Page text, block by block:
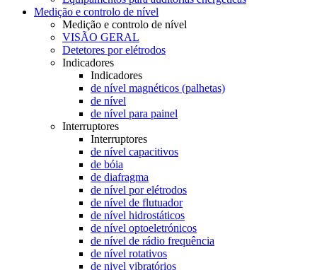
Medição e controlo de nível
Medição e controlo de nível
VISÃO GERAL
Detetores por elétrodos
Indicadores
Indicadores
de nível magnéticos (palhetas)
de nível
de nível para painel
Interruptores
Interruptores
de nível capacitivos
de bóia
de diafragma
de nível por elétrodos
de nível de flutuador
de nível hidrostáticos
de nível optoeletrónicos
de nível de rádio frequência
de nível rotativos
de nivel vibratórios